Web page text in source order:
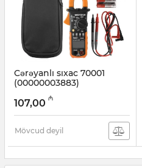
Cərəyanlı sıxac 70001
(00000003883)
003001385
107,00 ₼
Mövcud deyil